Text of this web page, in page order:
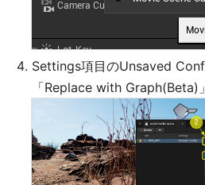
Settings項目のUnsaved
「Replace with Graph(Beta)